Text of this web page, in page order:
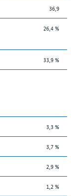
36,9
26,4 %
33,9 %
3,3 %
3,7 %
2,9 %
1,2 %